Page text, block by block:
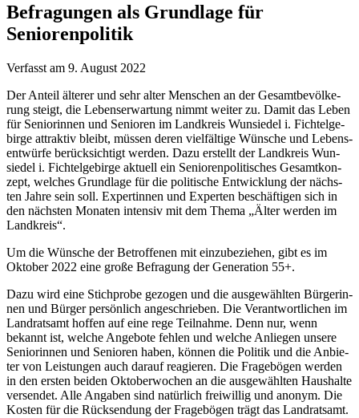
Befra­gun­gen als Grund­la­ge für
Seniorenpolitik
Verfasst am 9. August 2022
Der Anteil älte­rer und sehr alter Men­schen an der Gesamt­be­völ­ke­
rung steigt, die Lebens­er­war­tung nimmt wei­ter zu. Damit das Leben
für Senio­rin­nen und Senio­ren im Land­kreis Wun­sie­del i. Fich­tel­ge­
bir­ge attrak­tiv bleibt, müs­sen deren viel­fäl­ti­ge Wün­sche und Lebens­
ent­wür­fe berück­sich­tigt wer­den. Dazu erstellt der Land­kreis Wun­
sie­del i. Fich­tel­ge­bir­ge aktu­ell ein Senio­ren­po­li­ti­sches Gesamt­kon­
zept, wel­ches Grund­la­ge für die poli­ti­sche Ent­wick­lung der nächs­
ten Jah­re sein soll. Exper­tin­nen und Exper­ten beschäf­ti­gen sich in
den nächs­ten Mona­ten inten­siv mit dem The­ma „Älter wer­den im
Landkreis“.
Um die Wün­sche der Betrof­fe­nen mit ein­zu­be­zie­hen, gibt es im
Okto­ber 2022 eine gro­ße Befra­gung der Gene­ra­ti­on 55+.
Dazu wird eine Stich­pro­be gezo­gen und die aus­ge­wähl­ten Bür­ge­rin­
nen und Bür­ger per­sön­lich ange­schrie­ben. Die Ver­ant­wort­li­chen im
Land­rats­amt hof­fen auf eine rege Teil­nah­me. Denn nur, wenn
bekannt ist, wel­che Ange­bo­te feh­len und wel­che Anlie­gen unse­re
Senio­rin­nen und Senio­ren haben, kön­nen die Poli­tik und die Anbie­
ter von Leis­tun­gen auch dar­auf reagie­ren. Die Fra­ge­bö­gen wer­den
in den ers­ten bei­den Okto­ber­wo­chen an die aus­ge­wähl­ten Haus­hal­te
ver­sen­det. Alle Anga­ben sind natür­lich frei­wil­lig und anonym. Die
Kos­ten für die Rück­sen­dung der Fra­ge­bö­gen trägt das Landratsamt.